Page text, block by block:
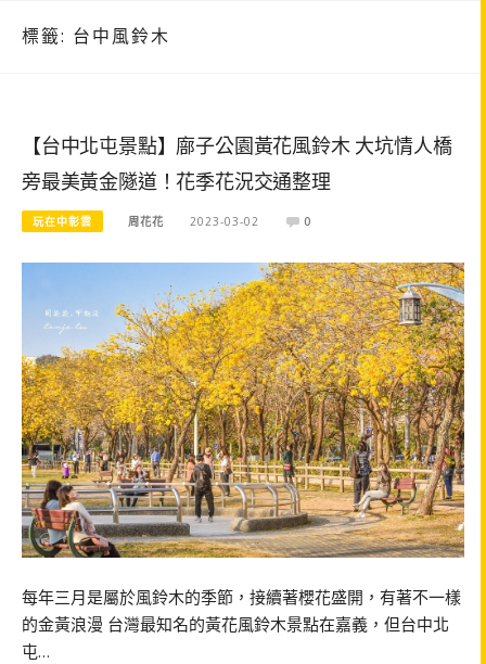
標籤: 台中風鈴木
【台中北屯景點】廍子公園黃花風鈴木 大坑情人橋
旁最美黃金隧道！花季花況交通整理
玩在中彰雲 周花花 2023-03-02 0
每年三月是屬於風鈴木的季節，接續著櫻花盛開，有著不一樣
的金黃浪漫 台灣最知名的黃花風鈴木景點在嘉義，但台中北
屯…